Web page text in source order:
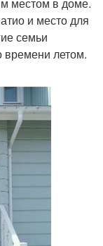
и место для
семьи
летом.